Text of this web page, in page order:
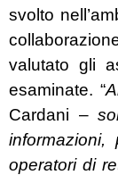
svolto
valutato gli
esaminate. “
Cardani –
operatori di